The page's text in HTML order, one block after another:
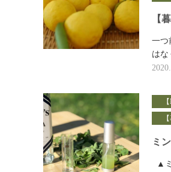
【
一つ
は
ミ
▲